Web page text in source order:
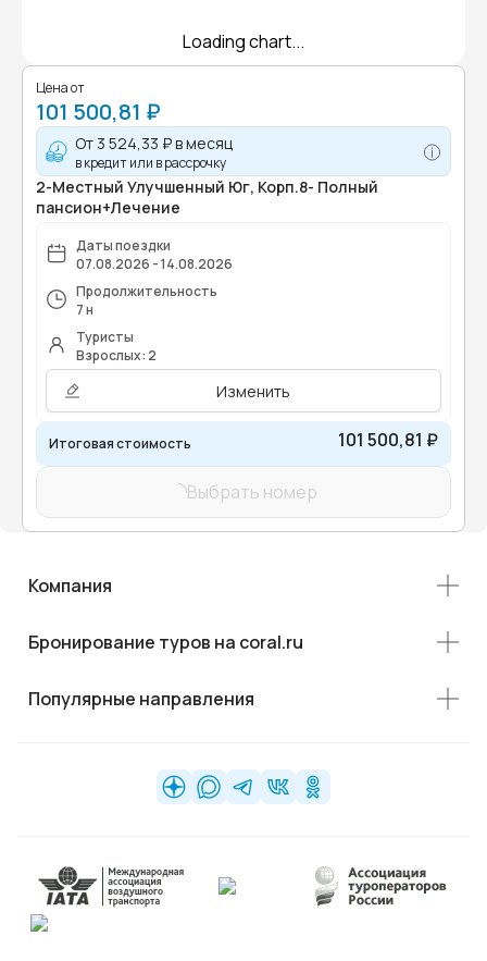
Loading chart...
Цена от
101 500,81 ₽
От 3 524,33 ₽в месяц
в кредит или в рассрочку
2-Местный Улучшенный Юг, Корп.8- Полный
пансион+Лечение
Даты поездки
07.08.2026 - 14.08.2026
Продолжительность
7 н
Туристы
Взрослых: 2
Изменить
Итоговая стоимость 101 500,81 ₽
Выбрать номер
Компания
Бронирование туров на coral.ru
Популярные направления